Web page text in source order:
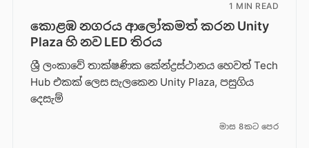
1 MIN READ
කොළඹ නගරය ආලෝකමත් කරන Unity
Plaza හි නව LED තිරය
ශ්‍රී ලංකාවේ තාක්ෂණික කේන්ද්‍රස්ථානය හෙවත් Tech
Hub එකක් ලෙස සැලකෙන Unity Plaza, පසුගිය
දෙසැම්
මාස 8කට පෙර